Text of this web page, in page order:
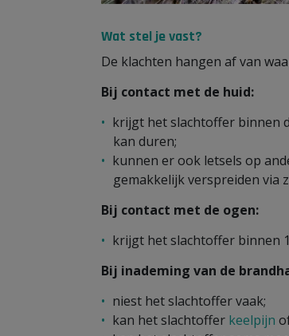
Wat stel je vast?
De klachten hangen af van
Bij contact met de huid:
krijgt het slachtoffer binnen
kan duren;
kunnen er ook letsels op
gemakkelijk verspreiden via
Bij contact met de ogen:
krijgt het slachtoffer binnen
Bij inademing van de
niest het slachtoffer vaak;
kan het slachtoffer keelpijn